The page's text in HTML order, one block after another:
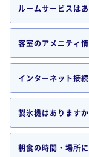
ルームサービスは
客室のアメニティ
インターネット接
製氷機はありますか
朝食の時間・場所